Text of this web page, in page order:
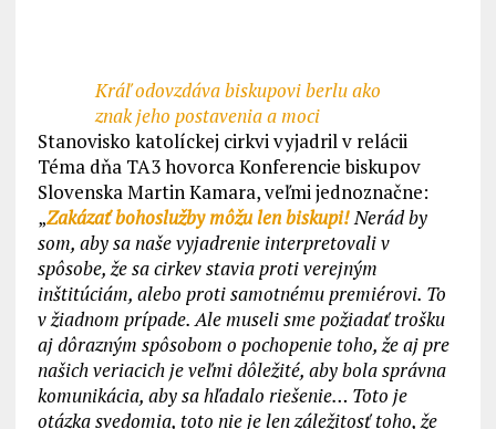
Kráľ odovzdáva biskupovi berlu ako
znak jeho postavenia a moci
Stanovisko katolíckej cirkvi vyjadril v relácii
Téma dňa TA3 hovorca Konferencie biskupov
Slovenska Martin Kamara, veľmi jednoznačne:
„Zakázať bohoslužby môžu len biskupi!Nerád by
som, aby sa naše vyjadrenie interpretovali v
spôsobe, že sa cirkev stavia proti verejným
inštitúciám, alebo proti samotnému premiérovi. To
v žiadnom prípade. Ale museli sme požiadať trošku
aj dôrazným spôsobom o pochopenie toho, že aj pre
našich veriacich je veľmi dôležité, aby bola správna
komunikácia, aby sa hľadalo riešenie… Toto je
otázka svedomia, toto nie je len záležitosť toho, že